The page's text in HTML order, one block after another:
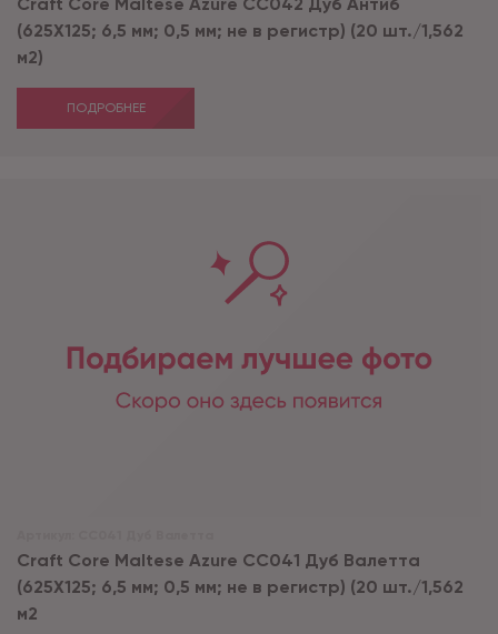
(625X125; 6,5 мм; 0,5 мм; не в регистр) (20 шт./1,562
м2)
ПОДРОБНЕЕ
Craft Core Maltese Azurе CC041 Дуб Валетта
(625X125; 6,5 мм; 0,5 мм; не в регистр) (20 шт./1,562
м2